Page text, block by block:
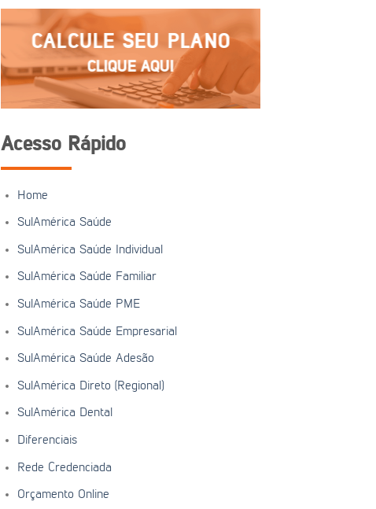
CALCULE SEU PLANO
CLIQUE AQUI
Acesso Rápido
Home
SulAmérica Saúde
SulAmérica Saúde Individual
SulAmérica Saúde Familiar
SulAmérica Saúde PME
SulAmérica Saúde Empresarial
SulAmérica Saúde Adesão
SulAmérica Direto (Regional)
SulAmérica Dental
Diferenciais
Rede Credenciada
Orçamento Online